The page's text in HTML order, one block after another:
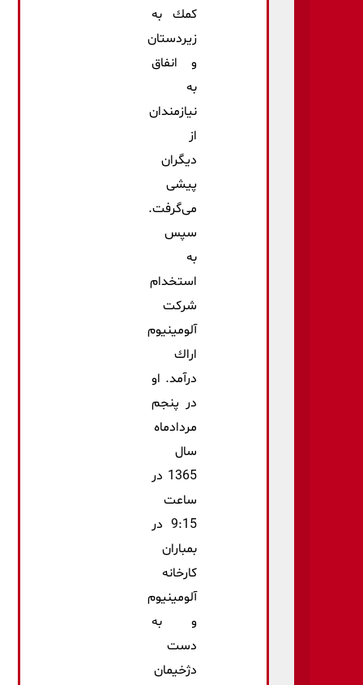
كمك به
زیردستان
و انفاق
به
نیازمندان
از
دیگران
پیشی
می‌گرفت.
سپس
به
استخدام
شركت
آلومینیوم
اراك
درآمد. او
در پنجم
مردادماه
سال
1365 در
ساعت
9:15 در
بمباران
کارخانه
آلومینیوم
و به
دست
دژخیمان